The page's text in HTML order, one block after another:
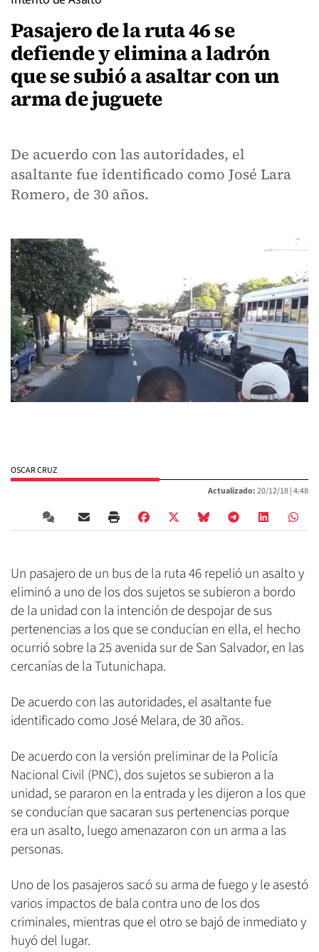
Pasajero de la ruta 46 se
defiende y elimina a ladrón
que se subió a asaltar con un
arma de juguete
De acuerdo con las autoridades, el
asaltante fue identificado como José Lara
Romero, de 30 años.
OSCAR CRUZ
Actualizado:20/12/18 |4:48
Un pasajero de un bus de la ruta 46 repelió un asalto y
eliminó a uno de los dos sujetos se subieron a bordo
de la unidad con la intención de despojar de sus
pertenencias a los que se conducían en ella, el hecho
ocurrió sobre la 25 avenida sur de San Salvador, en las
cercanías de la Tutunichapa.
De acuerdo con las autoridades, el asaltante fue
identificado como José Melara, de 30 años.
De acuerdo con la versión preliminar de la Policía
Nacional Civil (PNC), dos sujetos se subieron a la
unidad, se pararon en la entrada y les dijeron a los que
se conducían que sacaran sus pertenencias porque
era un asalto, luego amenazaron con un arma a las
personas.
Uno de los pasajeros sacó su arma de fuego y le asestó
varios impactos de bala contra uno de los dos
criminales, mientras que el otro se bajó de inmediato y
huyó del lugar.